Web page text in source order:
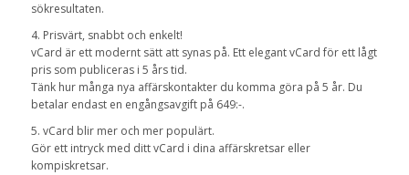
sökresultaten.
4. Prisvärt, snabbt och enkelt!
vCard är ett modernt sätt att synas på. Ett elegant vCard för ett lågt
pris som publiceras i 5 års tid.
Tänk hur många nya affärskontakter du komma göra på 5 år. Du
betalar endast en engångsavgift på 649:-.
5. vCard blir mer och mer populärt.
Gör ett intryck med ditt vCard i dina affärskretsar eller
kompiskretsar.